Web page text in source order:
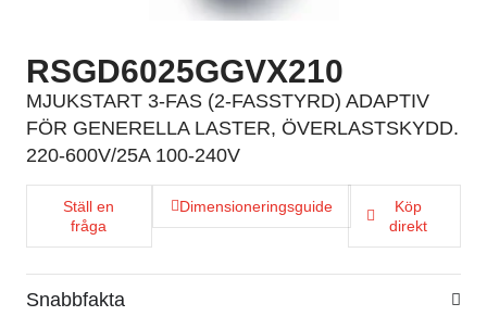
RSGD6025GGVX210
MJUKSTART 3-FAS (2-FASSTYRD) ADAPTIV
FÖR GENERELLA LASTER, ÖVERLASTSKYDD.
220-600V/25A 100-240V
Ställ en
fråga
Dimensioneringsguide
Köp
direkt
Snabbfakta